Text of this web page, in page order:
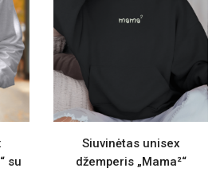
su
Siuvinėtas unisex
džemperis „Mama²“